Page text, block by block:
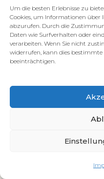
Um die besten Erlebnisse zu
Cookies, um Informationen über
abzurufen. Durch die
Daten wie Surfverhalten oder
verarbeiten. Wenn Sie nicht
widerrufen, kann dies
beeinträchtigen.
Beach:
Sehenswürdigkeiten
machen sollte +